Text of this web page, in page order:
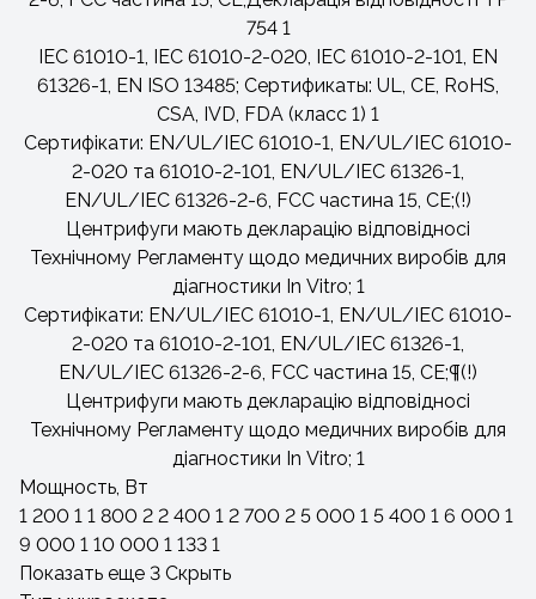
754 1
IEC 61010-1, IEC 61010-2-020, IEC 61010-2-101, EN
61326-1, EN ISO 13485; Сертификаты: UL, CE, RoHS,
CSA, IVD, FDA (класс 1) 1
Сертифікати: EN/UL/IEC 61010-1, EN/UL/IEC 61010-
2-020 та 61010-2-101, EN/UL/IEC 61326-1,
EN/UL/IEC 61326-2-6, FCC частина 15, CE;(!)
Центрифуги мають декларацію відповідносі
Технічному Регламенту щодо медичних виробів для
діагностики In Vitro; 1
Сертифікати: EN/UL/IEC 61010-1, EN/UL/IEC 61010-
2-020 та 61010-2-101, EN/UL/IEC 61326-1,
EN/UL/IEC 61326-2-6, FCC частина 15, CE;¶(!)
Центрифуги мають декларацію відповідносі
Технічному Регламенту щодо медичних виробів для
діагностики In Vitro; 1
Мощность, Вт
1 200 1 1 800 2 2 400 1 2 700 2 5 000 1 5 400 1 6 000 1
9 000 1 10 000 1 133 1
Показать еще 3 Скрыть